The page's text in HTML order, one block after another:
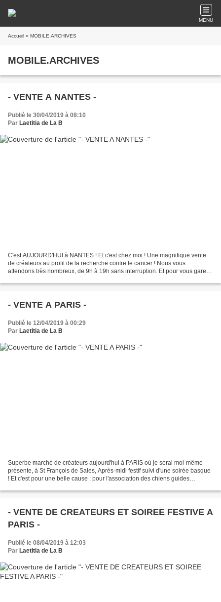
MENU
Accueil » MOBILE.ARCHIVES
MOBILE.ARCHIVES
- VENTE A NANTES -
Publié le 30/04/2019 à 08:10
Par Laetitia de La B
C'est AUJOURD'HUI à NANTES ! Et c'est chez moi ! Une magnifique vente
de créateurs au profit de la recherche contre le cancer ! Nous vous
attendons très nombreux, de 9h à 19h sans interruption. Et pour vous garer,
- VENTE A PARIS -
Publié le 12/04/2019 à 00:29
Par Laetitia de La B
Superbe marché de créateurs aujourd'hui à PARIS où je serai moi-même
présente, à St François de Sales, Après-midi festif suivi d'une soirée basque
! Et c'est pour une belle cause : pour l'association des chiens guides
- VENTE DE CREATEURS ET SOIREE FESTIVE A
PARIS -
Publié le 08/04/2019 à 12:03
Par Laetitia de La B